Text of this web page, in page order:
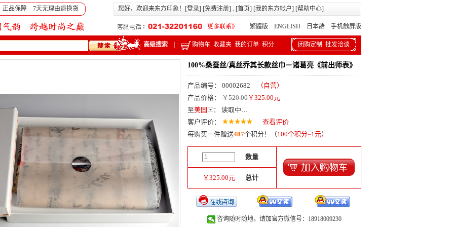
品保障 7天无理由退换货 您好，欢迎来东方印象！[登录] [免费注册] . [首页] [我的东方帐户] [帮助中心]
繁體版 ENGLISH 日本語 手机触屏版
高级搜索 购物车 收藏夹 我的订单 积分 团购定制 批发洽谈
100%桑蚕丝/真丝乔其长款丝巾－诸葛亮《前出师表》
产品编号： 00002682
（自营）
产品价格： ￥520.00￥325.00元
至美国 ： 读取中…
客户评价：
查看评价
每购买一件赠送487个积分！（100个积分=1元）
数量
￥325.00元 总计
咨询随时随地，请加官方微信号：18918009230